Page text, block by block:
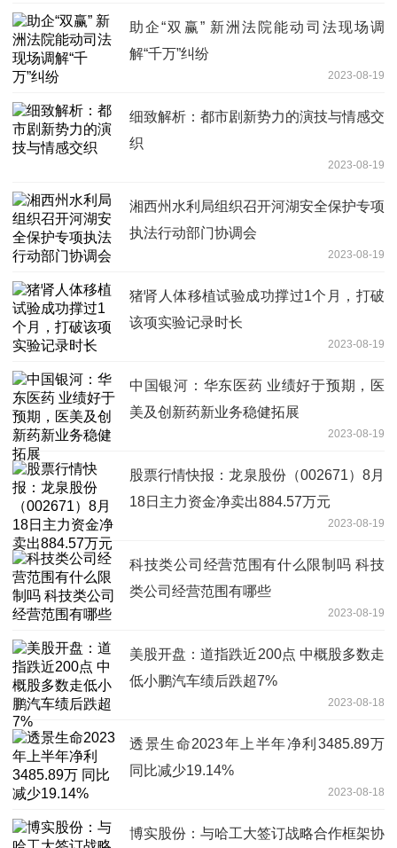
助企“双赢” 新洲法院能动司法现场调
解“千万”纠纷
2023-08-19
细致解析：都市剧新势力的演技与情感交
织
2023-08-19
湘西州水利局组织召开河湖安全保护专项
执法行动部门协调会
2023-08-19
猪肾人体移植试验成功撑过1个月，打破
该项实验记录时长
2023-08-19
中国银河：华东医药 业绩好于预期，医
美及创新药新业务稳健拓展
2023-08-19
股票行情快报：龙泉股份（002671）8月
18日主力资金净卖出884.57万元
2023-08-19
科技类公司经营范围有什么限制吗 科技
类公司经营范围有哪些
2023-08-19
美股开盘：道指跌近200点 中概股多数走
低小鹏汽车绩后跌超7%
2023-08-18
透景生命2023年上半年净利3485.89万
同比减少19.14%
2023-08-18
博实股份：与哈工大签订战略合作框架协